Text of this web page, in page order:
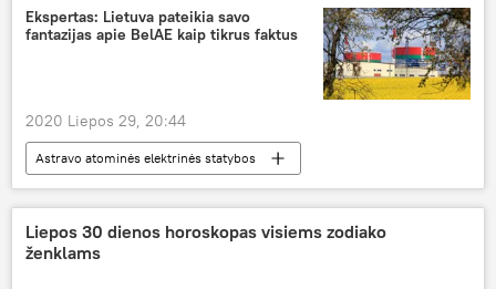
Pentagonas
Ekspertas: Lietuva pateikia savo
fantazijas apie BelAE kaip tikrus faktus
2020 Liepos 29, 20:44
Astravo atominės elektrinės statybos
Ekonomika
Analitika
Lietuva
Baltarusija
Astravo atominė elektrinė (AE)
Liepos 30 dienos horoskopas visiems zodiako
ženklams